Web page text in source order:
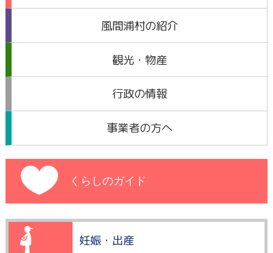
風間浦村の紹介
観光・物産
行政の情報
事業者の方へ
くらしのガイド
妊娠・出産